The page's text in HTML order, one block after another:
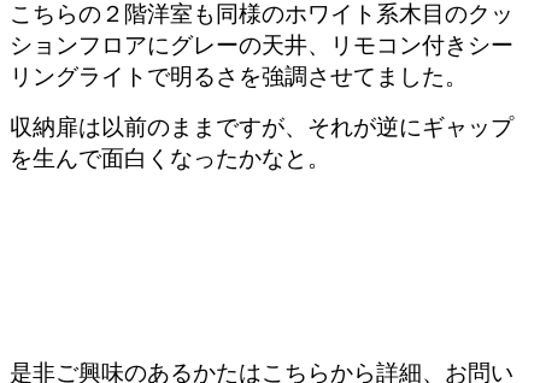
こちらの２階洋室も同様のホワイト系木目のクッ
ションフロアにグレーの天井、リモコン付きシー
リングライトで明るさを強調させてました。
収納扉は以前のままですが、それが逆にギャップ
を生んで面白くなったかなと。
是非ご興味のあるかたはこちらから詳細、お問い